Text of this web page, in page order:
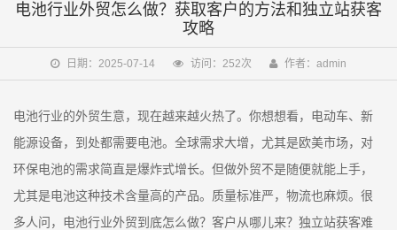
电池行业外贸怎么做？获取客户的方法和独立站获客
攻略
日期：2025-07-14 访问：252次 作者：admin
电池行业的外贸生意，现在越来越火热了。你想想看，电动车、新
能源设备，到处都需要电池。全球需求大增，尤其是欧美市场，对
环保电池的需求简直是爆炸式增长。但做外贸不是随便就能上手，
尤其是电池这种技术含量高的产品。质量标准严，物流也麻烦。很
多人问，电池行业外贸到底怎么做？客户从哪儿来？独立站获客难